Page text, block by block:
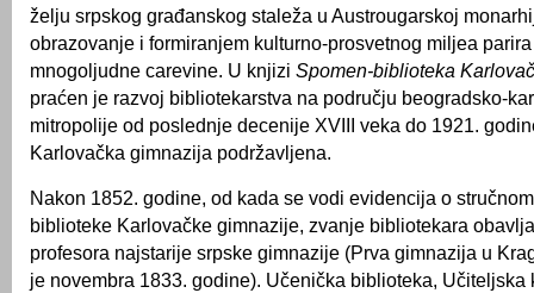
želju srpskog građanskog staleža u Austrougarskoj
obrazovanje i formiranjem kulturno-prosvetnog miljea
mnogoljudne carevine. U knjizi Spomen-biblioteka
praćen je razvoj bibliotekarstva na području beogradsko-
mitropolije od poslednje decenije XVIII veka do 1921.
Karlovačka gimnazija podržavljena.
Nakon 1852. godine, od kada se vodi evidencija o
biblioteke Karlovačke gimnazije, zvanje bibliotekara
profesora najstarije srpske gimnazije (Prva gimnazija u
je novembra 1833. godine). Učenička biblioteka, Učiteljska